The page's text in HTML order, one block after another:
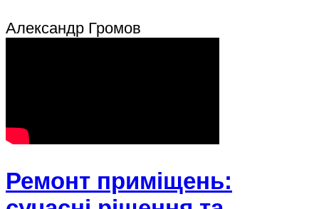
Александр Громов
Ремонт приміщень: